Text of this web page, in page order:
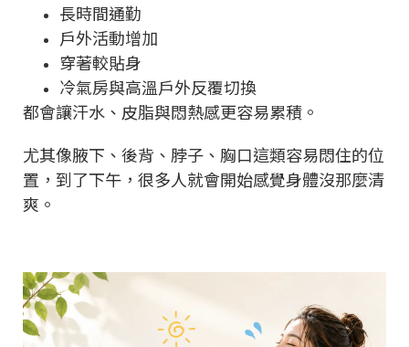
長時間通勤
戶外活動增加
穿著較貼身
冷氣房與高溫戶外反覆切換
都會讓汗水、皮脂與悶熱感更容易累積。
尤其像腋下、後背、脖子、胸口這類容易悶住的位
置，到了下午，很多人就會開始感覺身體沒那麼清
爽。